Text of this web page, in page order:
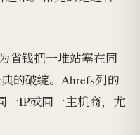
钱把一堆站塞在同
的破绽。Ahrefs列的
一IP或同一主机商，尤